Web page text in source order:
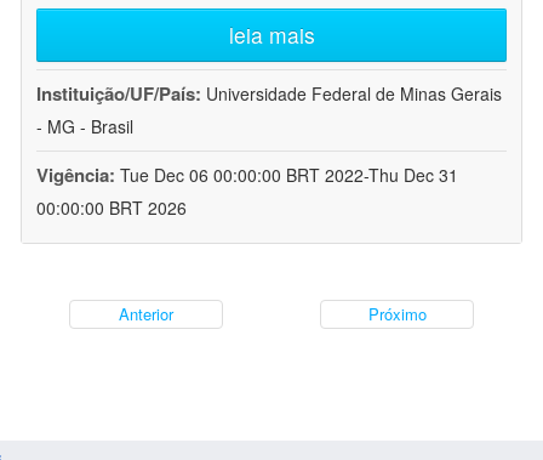
leia mais
Instituição/UF/País: Universidade Federal de Minas Gerais
- MG - Brasil
Vigência: Tue Dec 06 00:00:00 BRT 2022-Thu Dec 31
00:00:00 BRT 2026
Anterior Próximo